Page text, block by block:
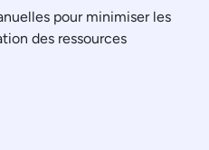
pour minimiser les
des ressources